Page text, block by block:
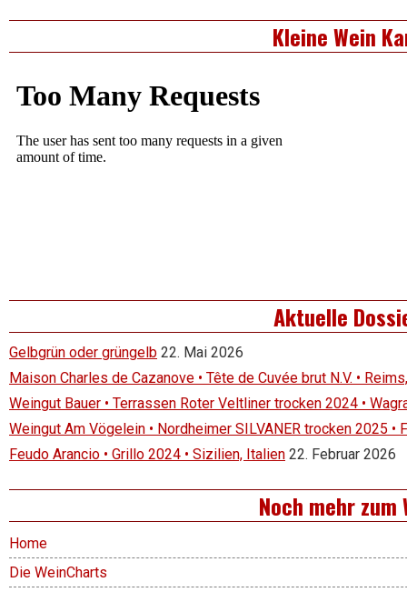
Kleine Wein
Aktuelle
Gelbgrün oder grüngelb 22. Mai 2026
Maison Charles de Cazanove • Tête de Cuvée brut N.V. •
Weingut Bauer • Terrassen Roter Veltliner trocken 2024 •
Weingut Am Vögelein • Nordheimer SILVANER trocken 2025 •
Feudo Arancio • Grillo 2024 • Sizilien, Italien 22. Februar 2026
Noch mehr zum
Home
Die WeinCharts